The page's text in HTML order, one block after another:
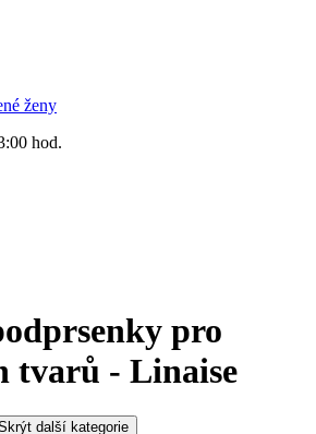
hod.
pro
tvarů - Linaise